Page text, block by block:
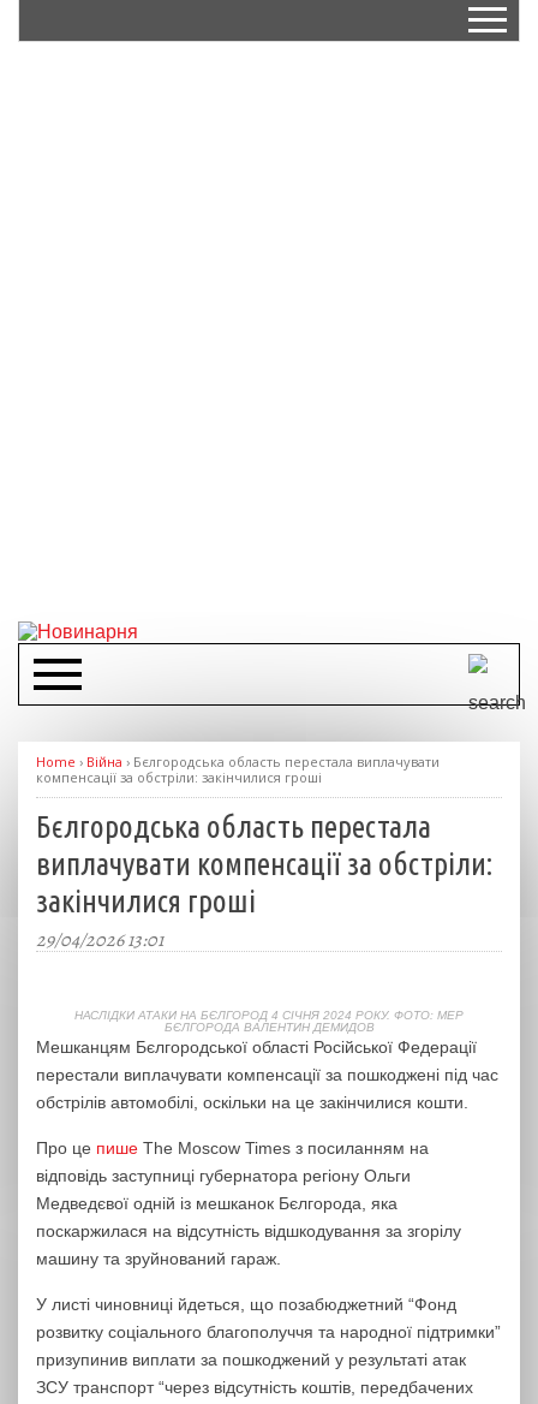
Home › Війна › Бєлгородська область перестала виплачувати
компенсації за обстріли: закінчилися гроші
Бєлгородська область перестала
виплачувати компенсації за обстріли:
закінчилися гроші
29/04/2026 13:01
НАСЛІДКИ АТАКИ НА БЄЛГОРОД 4 СІЧНЯ 2024 РОКУ. ФОТО: МЕР
БЄЛГОРОДА ВАЛЕНТИН ДЕМИДОВ
Мешканцям Бєлгородської області Російської Федерації
перестали виплачувати компенсації за пошкоджені під час
обстрілів автомобілі, оскільки на це закінчилися кошти.
Про це пише The Moscow Times з посиланням на
відповідь заступниці губернатора регіону Ольги
Медведєвої одній із мешканок Бєлгорода, яка
поскаржилася на відсутність відшкодування за згорілу
машину та зруйнований гараж.
У листі чиновниці йдеться, що позабюджетний “Фонд
розвитку соціального благополуччя та народної підтримки”
призупинив виплати за пошкоджений у результаті атак
ЗСУ транспорт “через відсутність коштів, передбачених